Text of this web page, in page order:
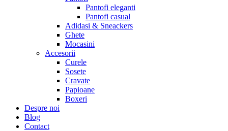
Pantofi eleganti
Pantofi casual
Adidasi & Sneackers
Ghete
Mocasini
Accesorii
Curele
Sosete
Cravate
Papioane
Boxeri
Despre noi
Blog
Contact